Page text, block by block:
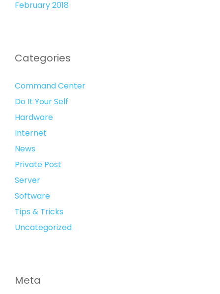
February 2018
Categories
Command Center
Do It Your Self
Hardware
Internet
News
Private Post
Server
Software
Tips & Tricks
Uncategorized
Meta